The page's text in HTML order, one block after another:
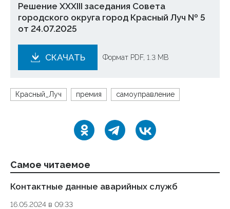
Решение XXXIII заседания Совета
городского округа город Красный Луч № 5
от 24.07.2025
СКАЧАТЬ Формат PDF, 1.3 MB
Красный_Луч премия самоуправление
Самое читаемое
Контактные данные аварийных служб
16.05.2024 в 09:33